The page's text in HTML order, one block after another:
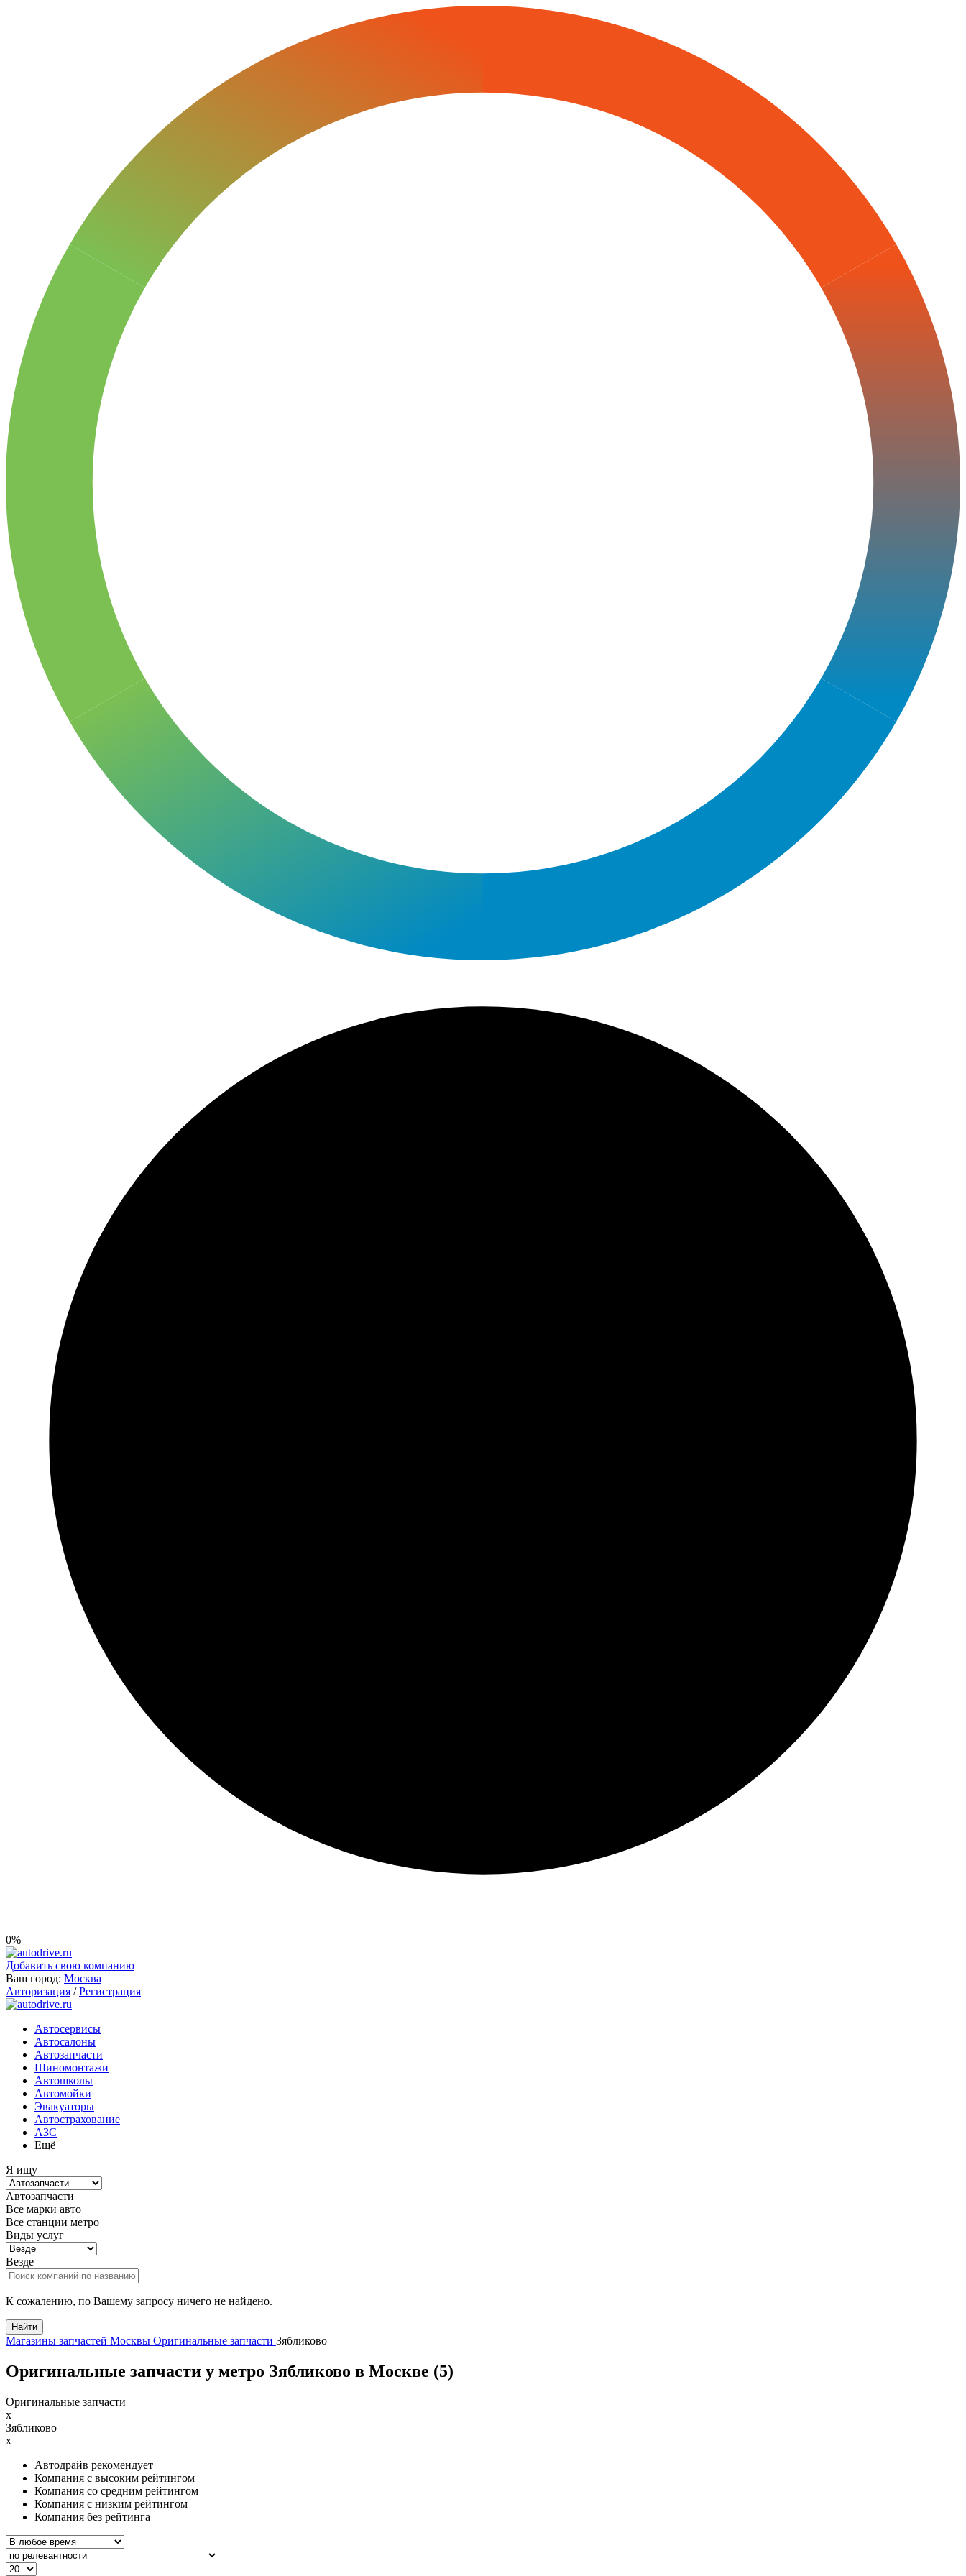
0%
Добавить свою компанию
Ваш город: Москва
Авторизация / Регистрация
Автосервисы
Автосалоны
Автозапчасти
Шиномонтажи
Автошколы
Автомойки
Эвакуаторы
Автострахование
АЗС
Ещё
Я ищу
Автозапчасти
Все марки авто
Все станции метро
Виды услуг
Везде
К сожалению, по Вашему запросу ничего не найдено.
Найти
Магазины запчастей Москвы Оригинальные запчасти Зябликово
Оригинальные запчасти у метро Зябликово в Москве (5)
Оригинальные запчасти
x
Зябликово
x
Автодрайв рекомендует
Компания с высоким рейтингом
Компания со средним рейтингом
Компания с низким рейтингом
Компания без рейтинга